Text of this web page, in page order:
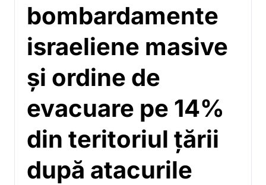
bombardamente
israeliene masive
și ordine de
evacuare pe 14%
din teritoriul țării
după atacurile